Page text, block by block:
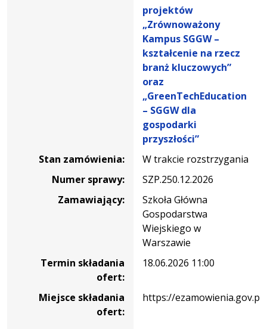
kształcenie
„GreenTechEducation
projektów
„Zrównoważony
Kampus SGGW –
kształcenie na rzecz
branż kluczowych”
oraz
„GreenTechEducation
– SGGW dla
gospodarki
przyszłości”
Stan zamówienia:
W trakcie rozstrzygania
Numer sprawy:
SZP.250.12.2026
Zamawiający:
Szkoła Główna
Gospodarstwa
Wiejskiego w
Warszawie
Termin składania
ofert:
18.06.2026 11:00
Miejsce składania
ofert:
https://